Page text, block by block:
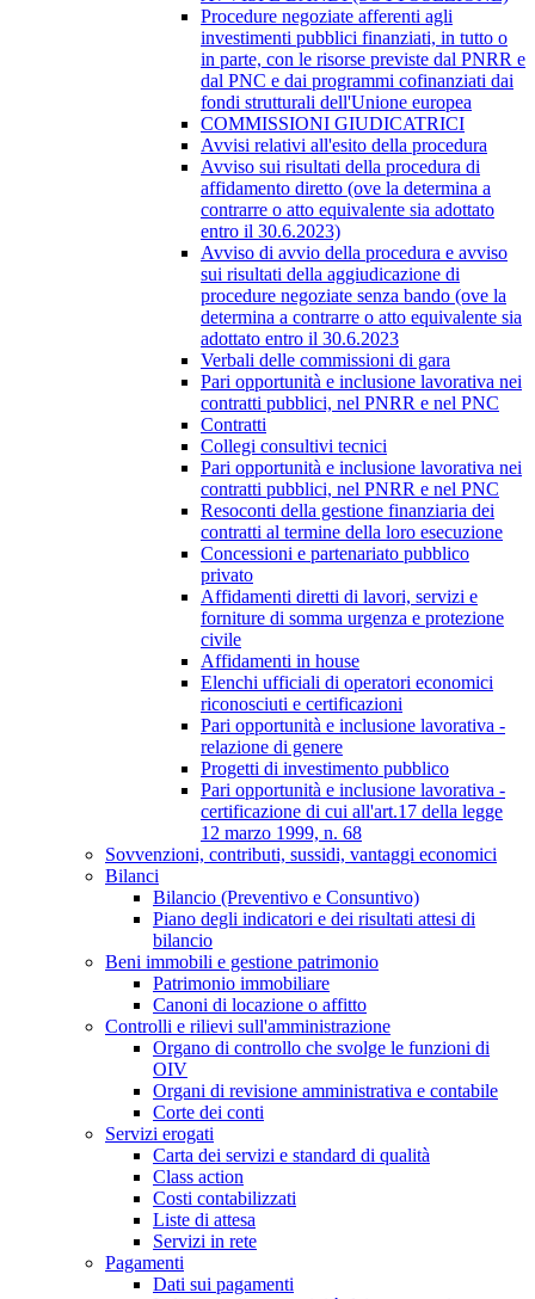
Procedure negoziate afferenti agli
investimenti pubblici finanziati, in tutto o
in parte, con le risorse previste dal PNRR e
dal PNC e dai programmi cofinanziati dai
fondi strutturali dell'Unione europea
COMMISSIONI GIUDICATRICI
Avvisi relativi all'esito della procedura
Avviso sui risultati della procedura di
affidamento diretto (ove la determina a
contrarre o atto equivalente sia adottato
entro il 30.6.2023)
Avviso di avvio della procedura e avviso
sui risultati della aggiudicazione di
procedure negoziate senza bando (ove la
determina a contrarre o atto equivalente sia
adottato entro il 30.6.2023
Verbali delle commissioni di gara
Pari opportunità e inclusione lavorativa nei
contratti pubblici, nel PNRR e nel PNC
Contratti
Collegi consultivi tecnici
Pari opportunità e inclusione lavorativa nei
contratti pubblici, nel PNRR e nel PNC
Resoconti della gestione finanziaria dei
contratti al termine della loro esecuzione
Concessioni e partenariato pubblico
privato
Affidamenti diretti di lavori, servizi e
forniture di somma urgenza e protezione
civile
Affidamenti in house
Elenchi ufficiali di operatori economici
riconosciuti e certificazioni
Pari opportunità e inclusione lavorativa -
relazione di genere
Progetti di investimento pubblico
Pari opportunità e inclusione lavorativa -
certificazione di cui all'art.17 della legge
12 marzo 1999, n. 68
Sovvenzioni, contributi, sussidi, vantaggi economici
Bilanci
Bilancio (Preventivo e Consuntivo)
Piano degli indicatori e dei risultati attesi di
bilancio
Beni immobili e gestione patrimonio
Patrimonio immobiliare
Canoni di locazione o affitto
Controlli e rilievi sull'amministrazione
Organo di controllo che svolge le funzioni di
OIV
Organi di revisione amministrativa e contabile
Corte dei conti
Servizi erogati
Carta dei servizi e standard di qualità
Class action
Costi contabilizzati
Liste di attesa
Servizi in rete
Pagamenti
Dati sui pagamenti